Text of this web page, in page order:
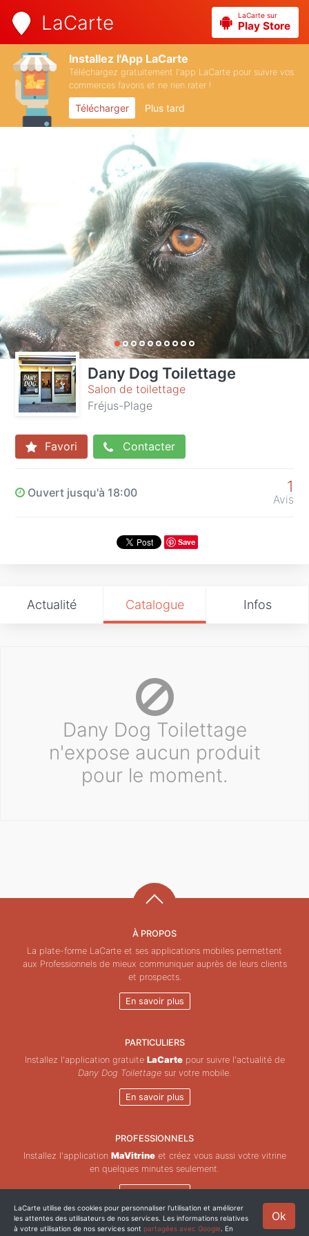
LaCarte LaCarte sur
Play Store
Installez l'App LaCarte
Téléchargez gratuitement l'app LaCarte pour suivre vos
commerces favoris et ne rien rater !
Télécharger Plus tard
Dany Dog Toilettage
Salon de toilettage
Fréjus-Plage
Favori Contacter
Ouvert jusqu'à 18:00 1
Avis
Save
Actualité Catalogue Infos
Dany Dog Toilettage
n'expose aucun produit
pour le moment.
À PROPOS
La plate-forme LaCarte et ses applications mobiles permettent
aux Professionnels de mieux communiquer auprès de leurs clients
et prospects.
En savoir plus
PARTICULIERS
Installez l'application gratuite LaCartepour suivre l'actualité de
Dany Dog Toilettage sur votre mobile.
En savoir plus
PROFESSIONNELS
Installez l'application MaVitrineet créez vous aussi votre vitrine
en quelques minutes seulement.
En savoir plus
Copyright © ZeMAP 2026 - Tous droits réservés. Ok
LaCarte utilise des cookies pour personnaliser l'utilisation et améliorer
les attentes des utilisateurs de nos services. Les informations relatives
à votre utilisation de nos services sont partagées avec Google . En